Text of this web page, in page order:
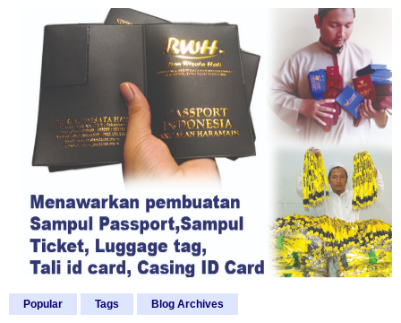
Popular Tags Blog Archives